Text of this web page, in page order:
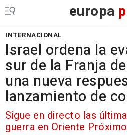
europa
INTERNACIONAL
Israel ordena la
sur de la Franja
una nueva
lanzamiento de
Sigue en directo las
guerra en Oriente Próximo